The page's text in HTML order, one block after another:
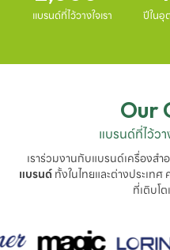
แบรนด์ที่ไว้วางใจเรา ปีในอุ
Our
แบรนด์ที่ไว้ว
เราร่วมงานกับแบรนด์เครื่องส
แบรนด์ทั้งในไทยและต่างประเท
ที่เติบโ